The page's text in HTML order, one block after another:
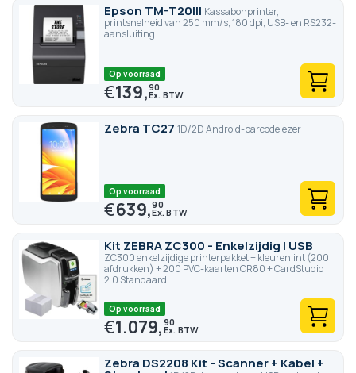
Epson TM-T20III Kassabonprinter,
printsnelheid van 250 mm/s, 180 dpi, USB- en RS232-
aansluiting
Op voorraad
€139,90
Zebra TC27 1D/2D Android-barcodelezer
Op voorraad
€639,90
Kit ZEBRA ZC300 - Enkelzijdig | USB
ZC300 enkelzijdige printerpakket + kleurenlint (200
afdrukken) + 200 PVC-kaarten CR80 + CardStudio
2.0 Standaard
Op voorraad
€1.079,90
Zebra DS2208 Kit - Scanner + Kabel +